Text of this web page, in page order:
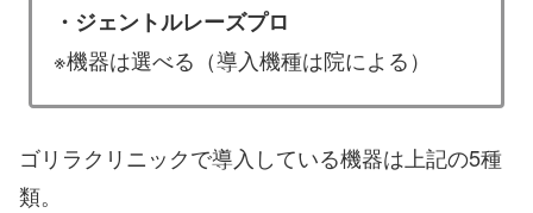
・ジェントルレーズプロ
※機器は選べる（導入機種は院による）
ゴリラクリニックで導入している機器は上記の5種
類。